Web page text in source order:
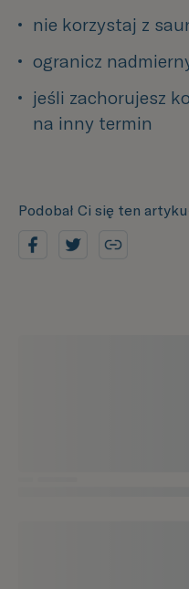
nie korzystaj z
ogranicz
jeśli zachorujesz
na inny termin
Podobał Ci się ten